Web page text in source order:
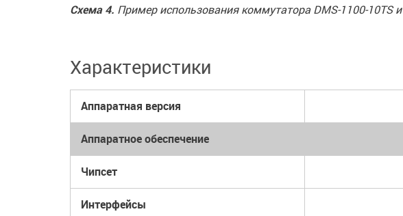
Схема 4. Пример использования коммутатора DMS-1100-10TS
Характеристики
Аппаратная версия
Аппаратное обеспечение
Чипсет
Интерфейсы